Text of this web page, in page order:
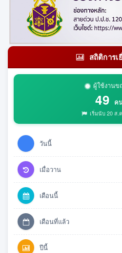
สถิติการ
ผู้ใช้งาน
49 ค
เริ่มนับ 20 ส.
วันนี้
เมื่อวาน
เดือนนี้
เดือนที่แล้ว
ปีนี้